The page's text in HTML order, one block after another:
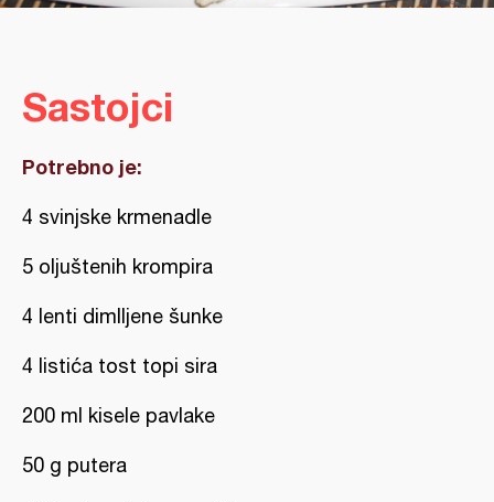
Sastojci
Potrebno je:
4 svinjske krmenadle
5 oljuštenih krompira
4 lenti dimlljene šunke
4 listića tost topi sira
200 ml kisele pavlake
50 g putera